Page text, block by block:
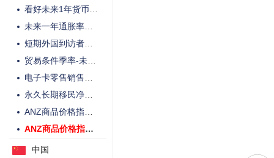
看好未来1年货币条件的净比例
未来一年通胀率预期
短期外国到访者与海外游客年率-未季调
贸易条件季率-未季调
电子卡零售销售月率
永久长期移民净流入预估-季调后
ANZ商品价格指数年率-纽元计价
ANZ商品价格指数-纽元计价
中国